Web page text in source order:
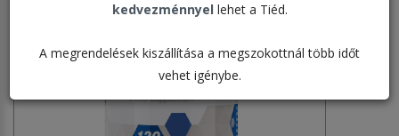
kedvezménnyel lehet a Tiéd.
A megrendelések kiszállítása a megszokottnál több időt
vehet igénybe.